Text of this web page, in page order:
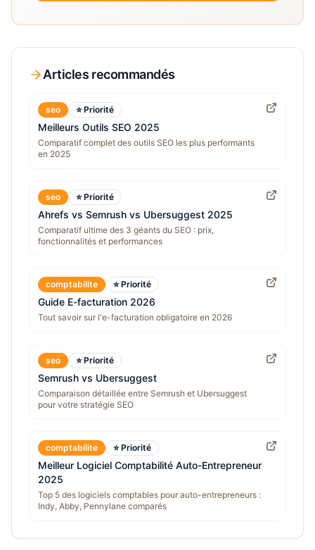
Articles recommandés
seo ⭐ Priorité
Meilleurs Outils SEO 2025
Comparatif complet des outils SEO les plus performants
en 2025
seo ⭐ Priorité
Ahrefs vs Semrush vs Ubersuggest 2025
Comparatif ultime des 3 géants du SEO : prix,
fonctionnalités et performances
comptabilite ⭐ Priorité
Guide E-facturation 2026
Tout savoir sur l'e-facturation obligatoire en 2026
seo ⭐ Priorité
Semrush vs Ubersuggest
Comparaison détaillée entre Semrush et Ubersuggest
pour votre stratégie SEO
comptabilite ⭐ Priorité
Meilleur Logiciel Comptabilité Auto-Entrepreneur
2025
Top 5 des logiciels comptables pour auto-entrepreneurs :
Indy, Abby, Pennylane comparés